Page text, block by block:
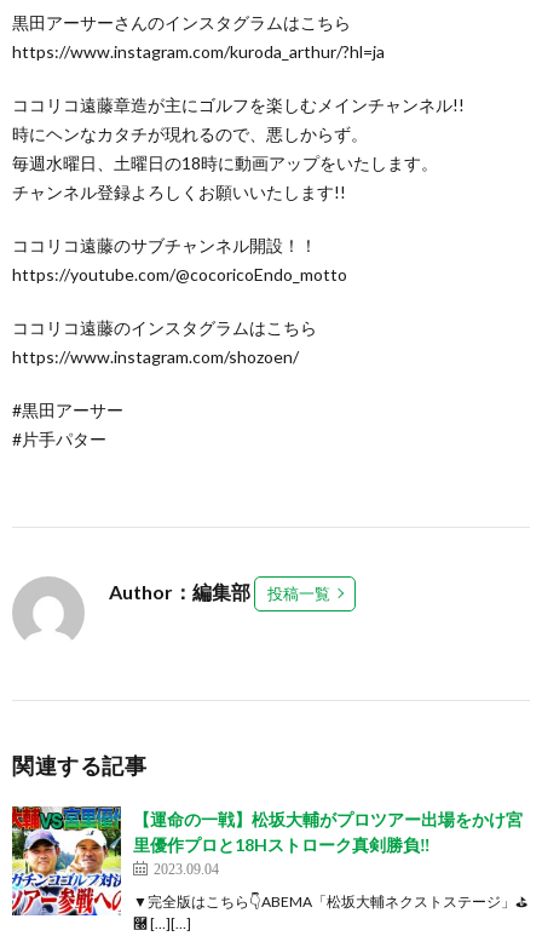
黒田アーサーさんのインスタグラムはこちら
https://www.instagram.com/kuroda_arthur/?hl=ja
ココリコ遠藤章造が主にゴルフを楽しむメインチャンネル!!
時にヘンなカタチが現れるので、悪しからず。
毎週水曜日、土曜日の18時に動画アップをいたします。
チャンネル登録よろしくお願いいたします!!
ココリコ遠藤のサブチャンネル開設！！
https://youtube.com/@cocoricoEndo_motto
ココリコ遠藤のインスタグラムはこちら
https://www.instagram.com/shozoen/
#黒田アーサー
#片手パター
Author：編集部 投稿一覧
関連する記事
【運命の一戦】松坂大輔がプロツアー出場をかけ宮
里優作プロと18Hストローク真剣勝負‼︎
2023.09.04
▼完全版はこちら👇ABEMA「松坂大輔ネクストステージ」⛳
࿠ […][…]